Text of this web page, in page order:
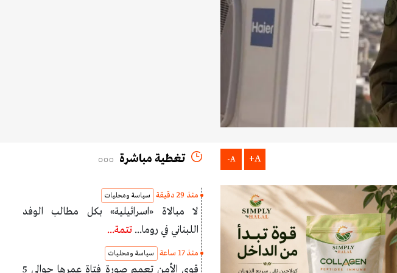
A+
A- تغطية مباشرة
منذ 29 دقيقة سياسة ومحليات
لا مبالاة «اسرائيلية» بكل مطالب الوفد
اللبناني في روما... تتمة...
منذ 17 ساعة سياسة ومحليات
قوى الأمن تعمم صورة فتاة عمرها حوالي 5